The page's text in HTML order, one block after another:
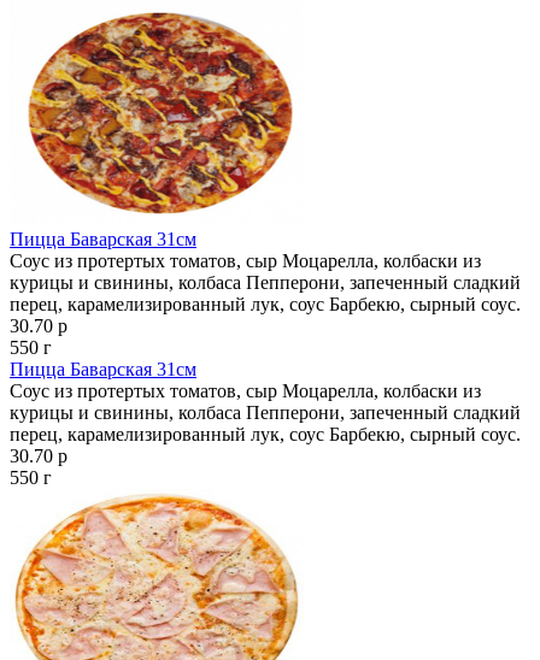
Пицца Баварская 31см
Соус из протертых томатов, сыр Моцарелла, колбаски из
курицы и свинины, колбаса Пепперони, запеченный сладкий
перец, карамелизированный лук, соус Барбекю, сырный соус.
30.70 р
550 г
Пицца Баварская 31см
Соус из протертых томатов, сыр Моцарелла, колбаски из
курицы и свинины, колбаса Пепперони, запеченный сладкий
перец, карамелизированный лук, соус Барбекю, сырный соус.
30.70 р
550 г